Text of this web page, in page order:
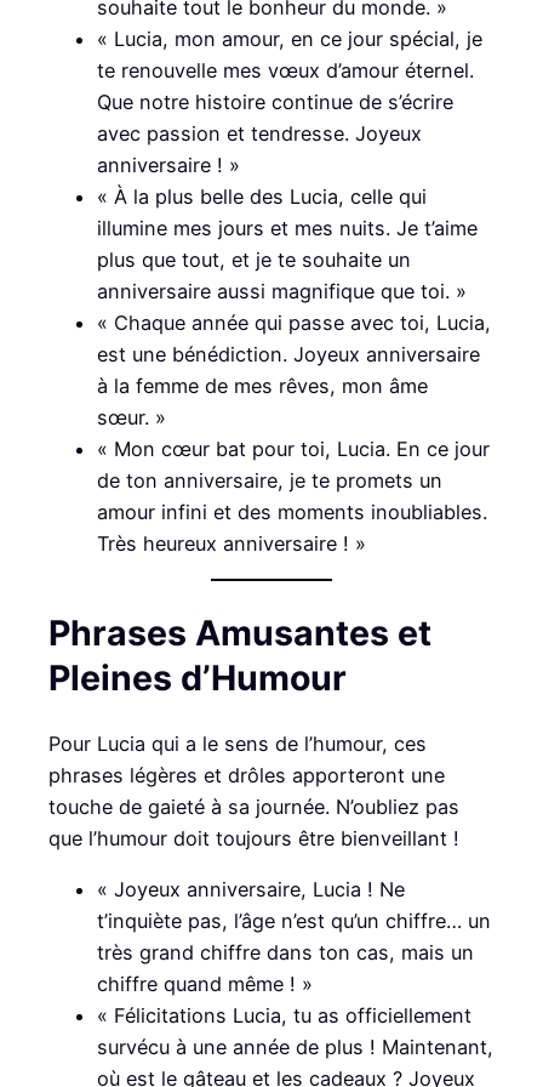
souhaite tout le bonheur du monde. »
« Lucia, mon amour, en ce jour spécial, je
te renouvelle mes vœux d’amour éternel.
Que notre histoire continue de s’écrire
avec passion et tendresse. Joyeux
anniversaire ! »
« À la plus belle des Lucia, celle qui
illumine mes jours et mes nuits. Je t’aime
plus que tout, et je te souhaite un
anniversaire aussi magnifique que toi. »
« Chaque année qui passe avec toi, Lucia,
est une bénédiction. Joyeux anniversaire
à la femme de mes rêves, mon âme
sœur. »
« Mon cœur bat pour toi, Lucia. En ce jour
de ton anniversaire, je te promets un
amour infini et des moments inoubliables.
Très heureux anniversaire ! »
Phrases Amusantes et
Pleines d’Humour
Pour Lucia qui a le sens de l’humour, ces
phrases légères et drôles apporteront une
touche de gaieté à sa journée. N’oubliez pas
que l’humour doit toujours être bienveillant !
« Joyeux anniversaire, Lucia ! Ne
t’inquiète pas, l’âge n’est qu’un chiffre… un
très grand chiffre dans ton cas, mais un
chiffre quand même ! »
« Félicitations Lucia, tu as officiellement
survécu à une année de plus ! Maintenant,
où est le gâteau et les cadeaux ? Joyeux